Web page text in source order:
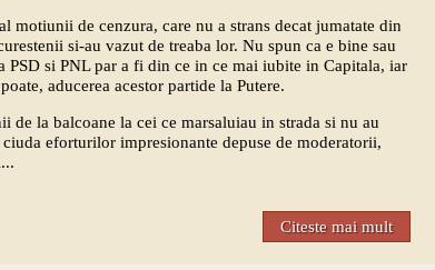
de cenzura, care nu a strans decat jumatate din
si-au vazut de treaba lor. Nu spun ca e bine sau
PSD si PNL par a fi din ce in ce mai iubite in Capitala, iar
aducerea acestor partide la Putere.
de la balcoane la cei ce marsaluiau in strada si nu au
eforturilor impresionante depuse de moderatorii,
Citeste mai mult